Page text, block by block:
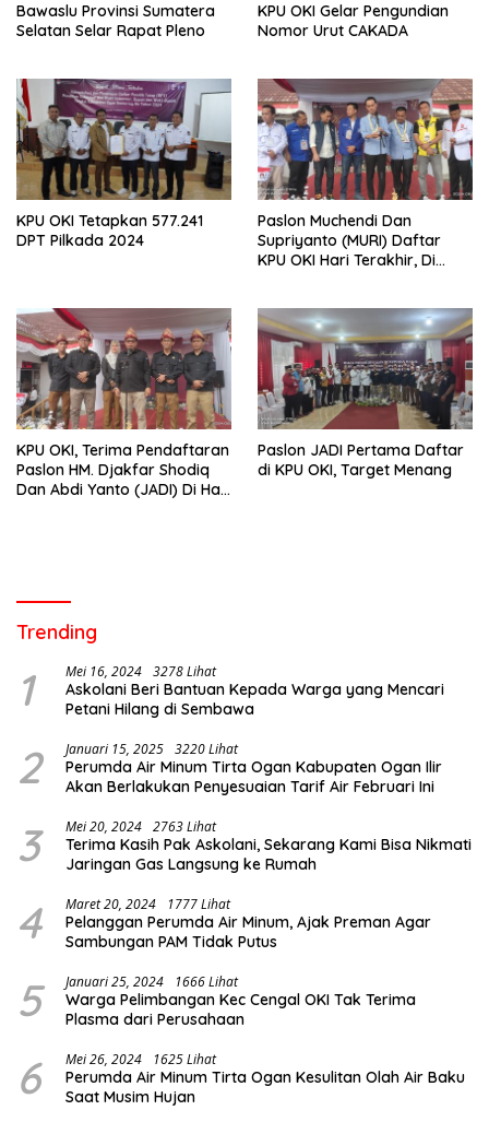
Bawaslu Provinsi Sumatera
Selatan Selar Rapat Pleno
KPU OKI Gelar Pengundian
Nomor Urut CAKADA
KPU OKI Tetapkan 577.241
DPT Pilkada 2024
Paslon Muchendi Dan
Supriyanto (MURI) Daftar
KPU OKI Hari Terakhir, Di
KPU OKI, Terima Pendaftaran
Paslon HM. Djakfar Shodiq
Dan Abdi Yanto (JADI) Di Hari
Paslon JADI Pertama Daftar
di KPU OKI, Target Menang
Trending
1 Mei 16, 2024 3278 Lihat
Askolani Beri Bantuan Kepada Warga yang Mencari
Petani Hilang di Sembawa
2 Januari 15, 2025 3220 Lihat
Perumda Air Minum Tirta Ogan Kabupaten Ogan Ilir
Akan Berlakukan Penyesuaian Tarif Air Februari Ini
3 Mei 20, 2024 2763 Lihat
Terima Kasih Pak Askolani, Sekarang Kami Bisa Nikmati
Jaringan Gas Langsung ke Rumah
4 Maret 20, 2024 1777 Lihat
Pelanggan Perumda Air Minum, Ajak Preman Agar
Sambungan PAM Tidak Putus
5 Januari 25, 2024 1666 Lihat
Warga Pelimbangan Kec Cengal OKI Tak Terima
Plasma dari Perusahaan
6 Mei 26, 2024 1625 Lihat
Perumda Air Minum Tirta Ogan Kesulitan Olah Air Baku
Saat Musim Hujan